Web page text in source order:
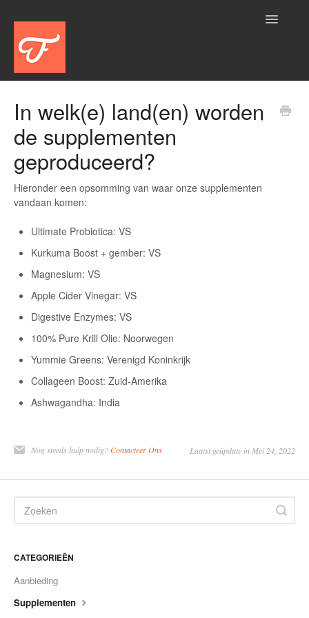
Toggle
Aanbod
Account
Algemeen
Logistiek
In welk(e) land(en) worden
de supplementen
geproduceerd?
Hieronder een opsomming van waar onze supplementen
vandaan komen:
Ultimate Probiotica: VS
Kurkuma Boost + gember: VS
Magnesium: VS
Apple Cider Vinegar: VS
Digestive Enzymes: VS
100% Pure Krill Olie: Noorwegen
Yummie Greens: Verenigd Koninkrijk
Collageen Boost: Zuid-Amerika
Ashwagandha: India
Nog steeds hulp nodig?Contacteer Ons Laatst geüpdate in Mei 24, 2022
CATEGORIEËN
Aanbieding
Supplementen